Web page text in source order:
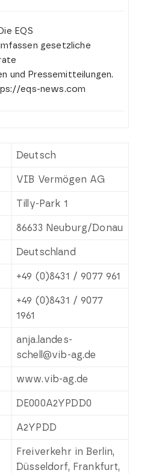
EQS
gesetzliche
und Pressemitteilungen.
eqs-news.com
Deutsch
VIB Vermögen AG
Tilly-Park 1
86633 Neuburg/Donau
Deutschland
+49 (0)8431 / 9077 961
+49 (0)8431 / 9077
1961
anja.landes-
schell@vib-ag.de
www.vib-ag.de
DE000A2YPDD0
A2YPDD
Freiverkehr in Berlin,
Düsseldorf, Frankfurt,